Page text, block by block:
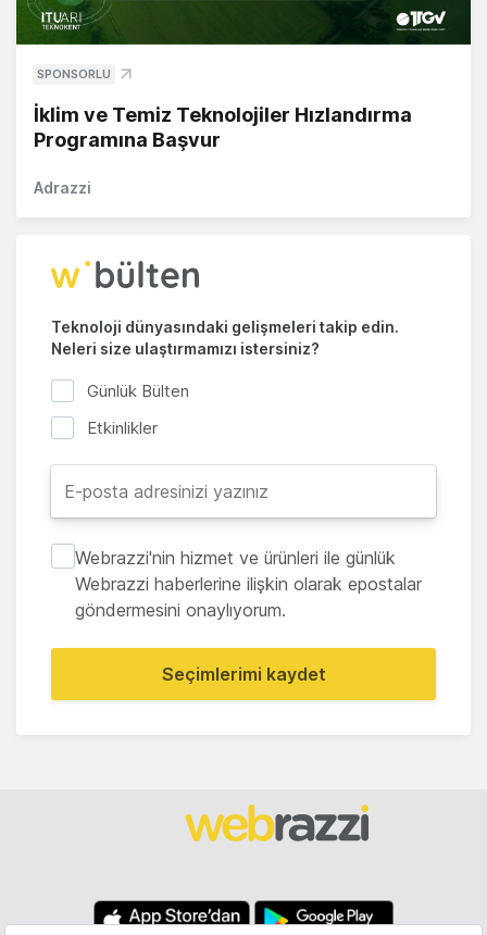
SPONSORLU
İklim ve Temiz Teknolojiler Hızlandırma
Programına Başvur
Adrazzi
Teknoloji dünyasındaki gelişmeleri takip edin.
Neleri size ulaştırmamızı istersiniz?
Günlük Bülten
Etkinlikler
Webrazzi'nin hizmet ve ürünleri ile günlük
Webrazzi haberlerine ilişkin olarak epostalar
göndermesini onaylıyorum.
Seçimlerimi kaydet